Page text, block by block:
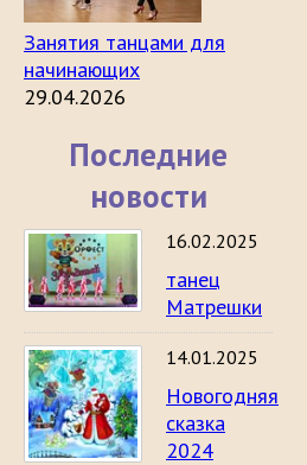
Занятия танцами для
начинающих
29.04.2026
Последние
новости
16.02.2025
танец
Матрешки
14.01.2025
Новогодняя
сказка
2024